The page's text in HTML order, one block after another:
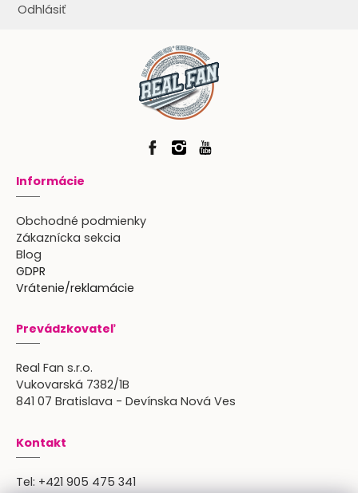
Odhlásiť
Informácie
Obchodné podmienky
Zákaznícka sekcia
Blog
GDPR
Vrátenie/reklamácie
Prevádzkovateľ
Real Fan s.r.o.
Vukovarská 7382/1B
841 07 Bratislava - Devínska Nová Ves
Kontakt
Tel: +421 905 475 341